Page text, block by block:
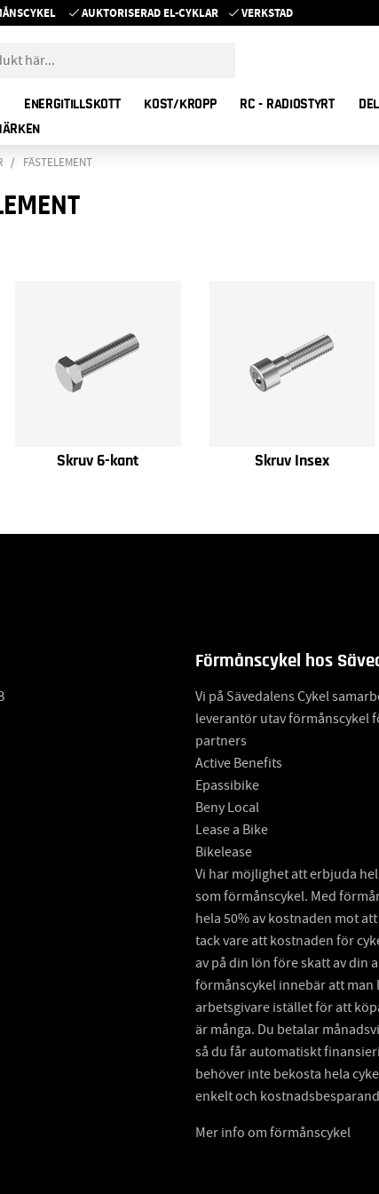
AUKTORISERAD EL-CYKLAR VERKSTAD
ENERGITILLSKOTT KOST/KROPP RC - RADIOSTYRT
FÄSTELEMENT
Skruv 6-kant Skruv Insex
Förmånscykel hos
Vi på Sävedalens Cykel
leverantör utav förmånscykel
partners
Active Benefits
Epassibike
Beny Local
Lease a Bike
Bikelease
Vi har möjlighet att erbjuda
som förmånscykel. Med
hela 50% av kostnaden mot
tack vare att kostnaden för
av på din lön före skatt av din
förmånscykel innebär att man
arbetsgivare istället för att
är många. Du betalar
så du får automatiskt
behöver inte bekosta hela
enkelt och
Mer info om förmånscykel